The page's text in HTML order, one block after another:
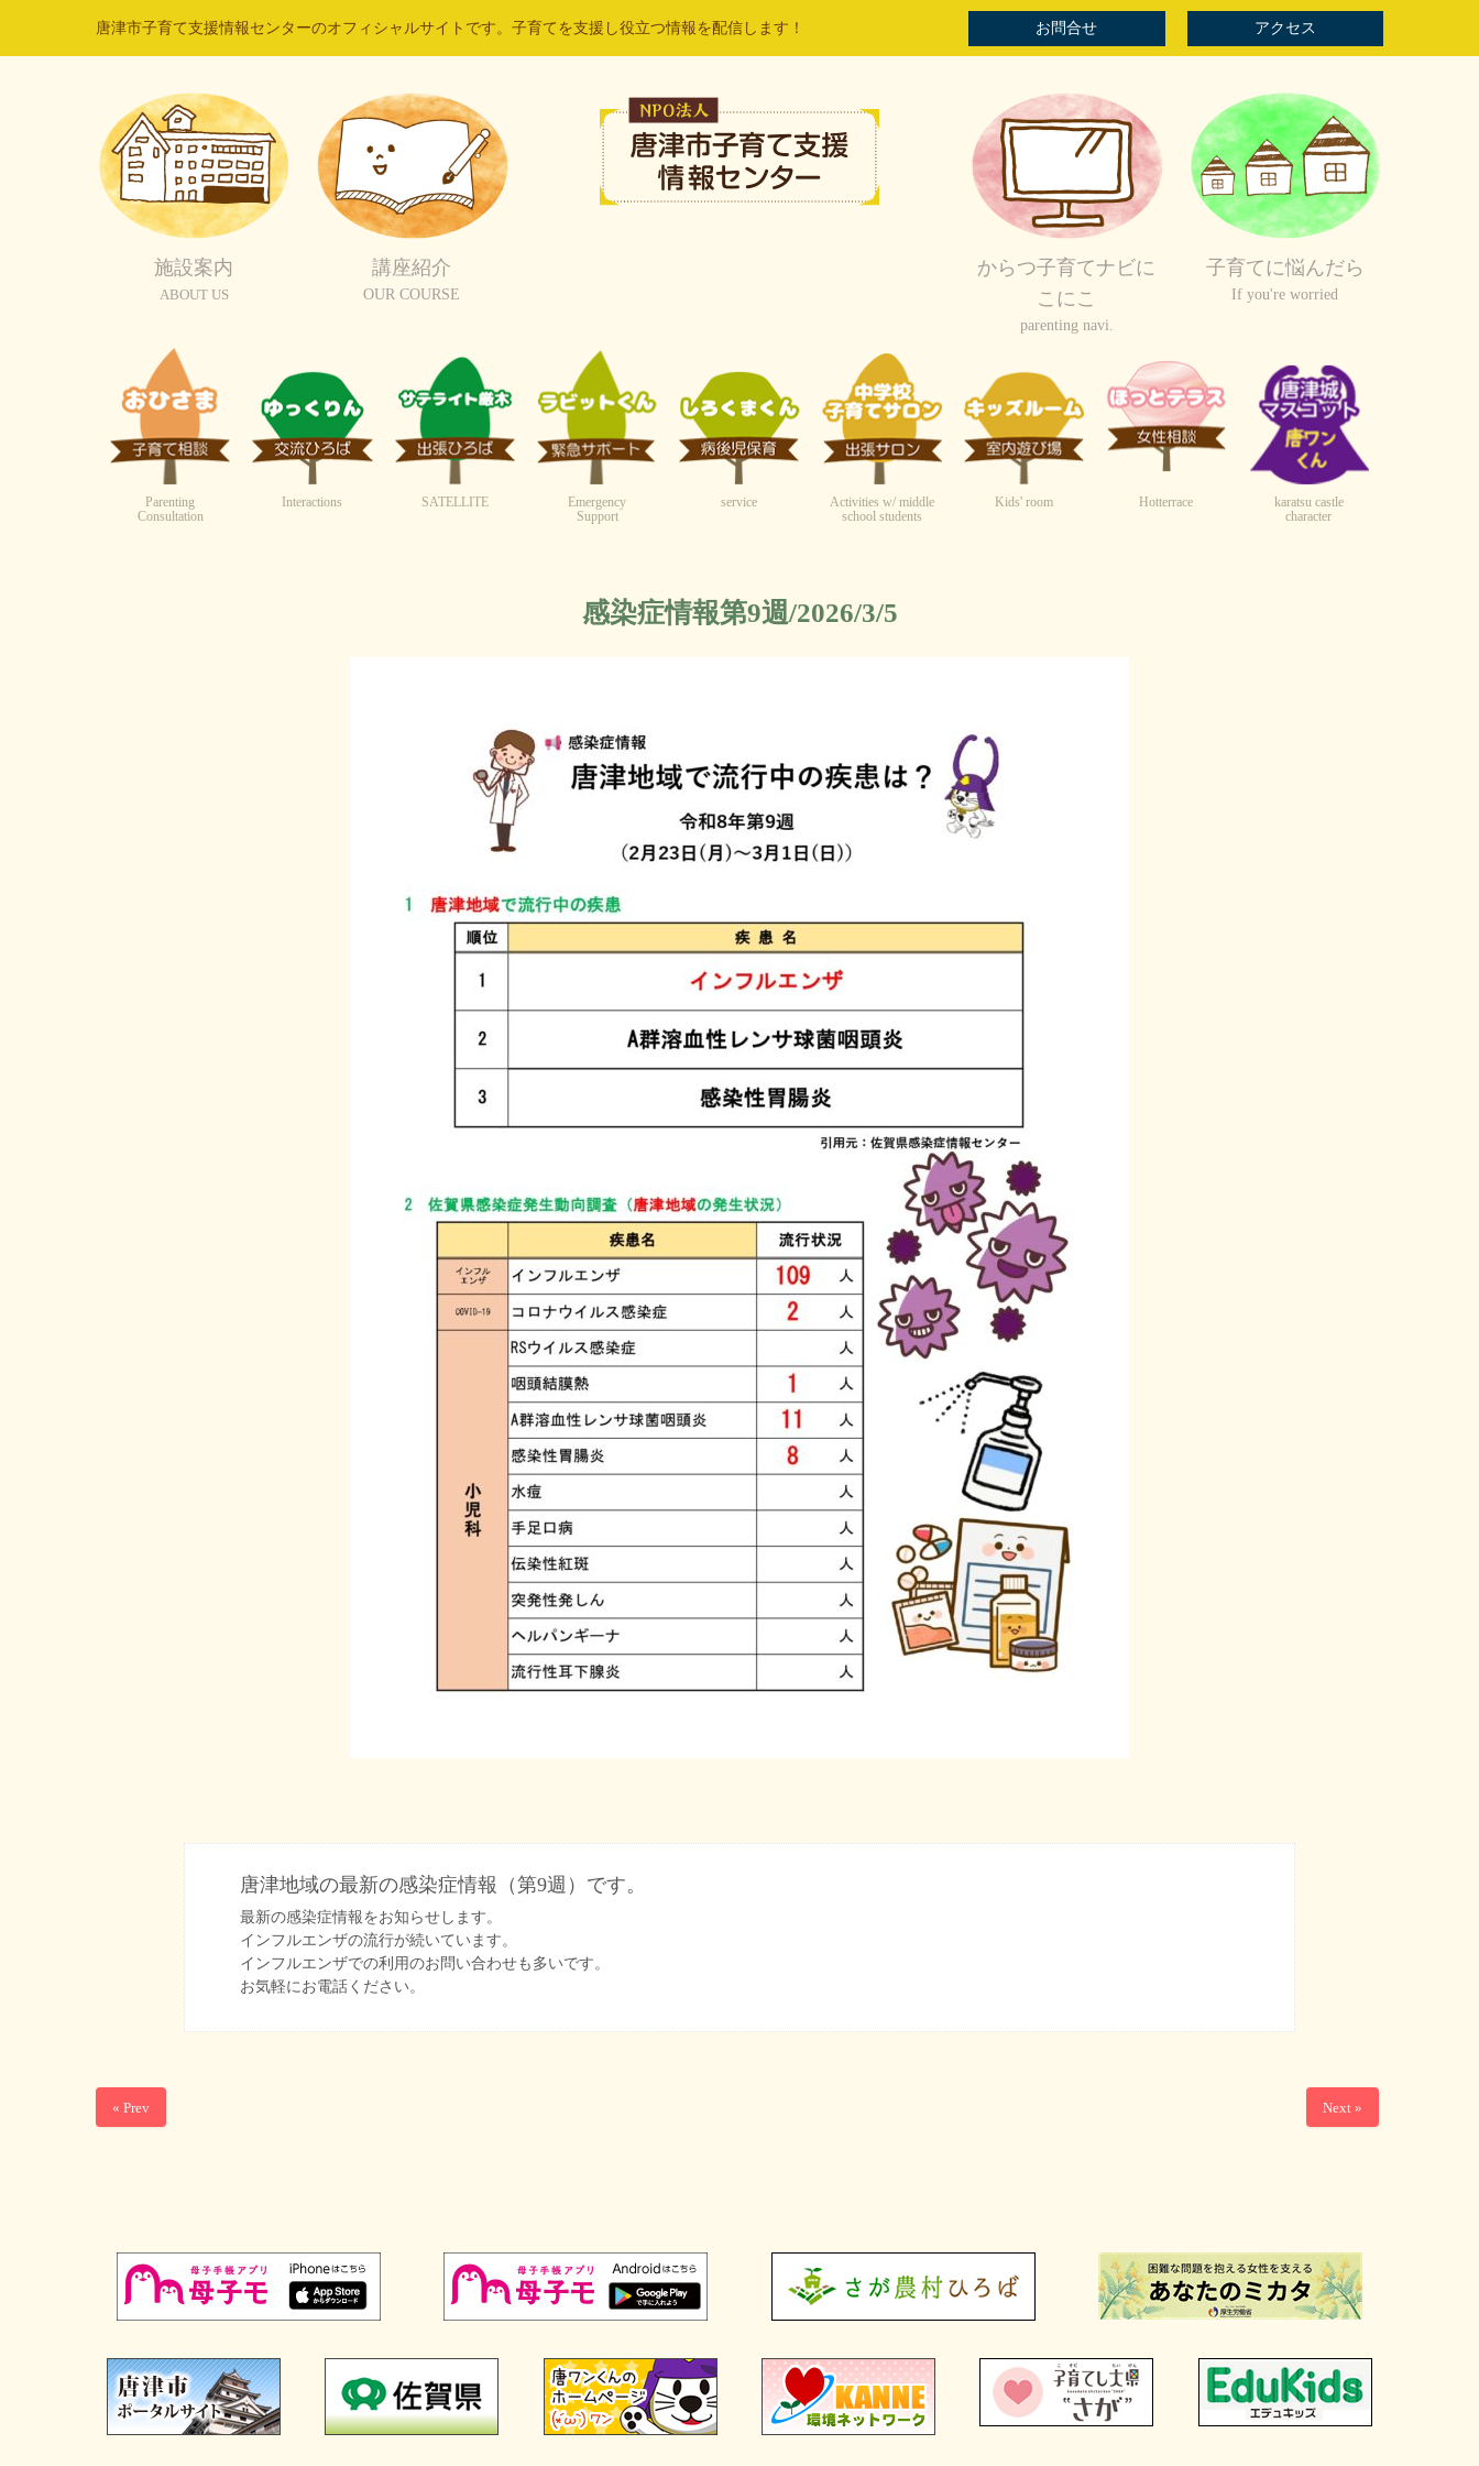
唐津市子育て支援情報センターのオフィシャルサイトです。子育てを支援し役立つ情報を配信します！ お問合せ アクセス
施設案内
ABOUT US
講座紹介
OUR COURSE
からつ子育てナビに
こにこ
parenting navi.
子育てに悩んだら
If you're worried
Parenting
Consultation
Interactions SATELLITE
Emergency
Support
service
Activities w/ middle
school students
Kids' room Hotterrace
karatsu castle
character
感染症情報第9週/2026/3/5
唐津地域の最新の感染症情報（第9週）です。
最新の感染症情報をお知らせします。
インフルエンザの流行が続いています。
インフルエンザでの利用のお問い合わせも多いです。
お気軽にお電話ください。
« Prev Next »